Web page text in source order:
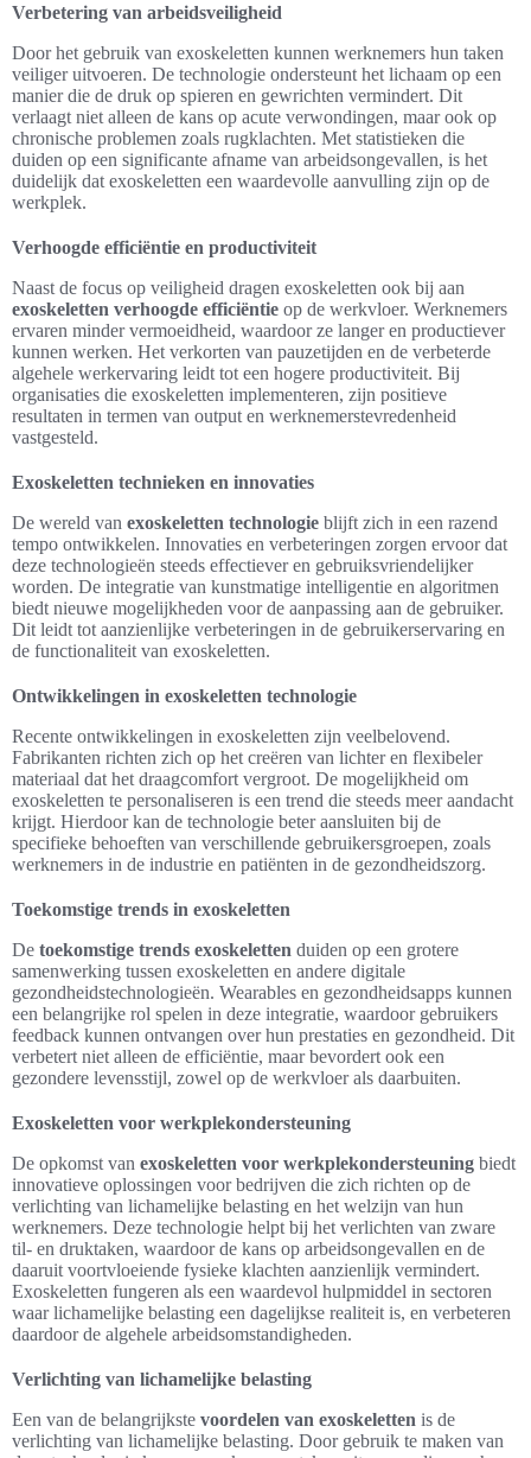
Verbetering van arbeidsveiligheid
Door het gebruik van exoskeletten kunnen werknemers hun taken
veiliger uitvoeren. De technologie ondersteunt het lichaam op een
manier die de druk op spieren en gewrichten vermindert. Dit
verlaagt niet alleen de kans op acute verwondingen, maar ook op
chronische problemen zoals rugklachten. Met statistieken die
duiden op een significante afname van arbeidsongevallen, is het
duidelijk dat exoskeletten een waardevolle aanvulling zijn op de
werkplek.
Verhoogde efficiëntie en productiviteit
Naast de focus op veiligheid dragen exoskeletten ook bij aan
exoskeletten verhoogde efficiëntie op de werkvloer. Werknemers
ervaren minder vermoeidheid, waardoor ze langer en productiever
kunnen werken. Het verkorten van pauzetijden en de verbeterde
algehele werkervaring leidt tot een hogere productiviteit. Bij
organisaties die exoskeletten implementeren, zijn positieve
resultaten in termen van output en werknemerstevredenheid
vastgesteld.
Exoskeletten technieken en innovaties
De wereld van exoskeletten technologie blijft zich in een razend
tempo ontwikkelen. Innovaties en verbeteringen zorgen ervoor dat
deze technologieën steeds effectiever en gebruiksvriendelijker
worden. De integratie van kunstmatige intelligentie en algoritmen
biedt nieuwe mogelijkheden voor de aanpassing aan de gebruiker.
Dit leidt tot aanzienlijke verbeteringen in de gebruikerservaring en
de functionaliteit van exoskeletten.
Ontwikkelingen in exoskeletten technologie
Recente ontwikkelingen in exoskeletten zijn veelbelovend.
Fabrikanten richten zich op het creëren van lichter en flexibeler
materiaal dat het draagcomfort vergroot. De mogelijkheid om
exoskeletten te personaliseren is een trend die steeds meer aandacht
krijgt. Hierdoor kan de technologie beter aansluiten bij de
specifieke behoeften van verschillende gebruikersgroepen, zoals
werknemers in de industrie en patiënten in de gezondheidszorg.
Toekomstige trends in exoskeletten
De toekomstige trends exoskeletten duiden op een grotere
samenwerking tussen exoskeletten en andere digitale
gezondheidstechnologieën. Wearables en gezondheidsapps kunnen
een belangrijke rol spelen in deze integratie, waardoor gebruikers
feedback kunnen ontvangen over hun prestaties en gezondheid. Dit
verbetert niet alleen de efficiëntie, maar bevordert ook een
gezondere levensstijl, zowel op de werkvloer als daarbuiten.
Exoskeletten voor werkplekondersteuning
De opkomst van exoskeletten voor werkplekondersteuning biedt
innovatieve oplossingen voor bedrijven die zich richten op de
verlichting van lichamelijke belasting en het welzijn van hun
werknemers. Deze technologie helpt bij het verlichten van zware
til- en druktaken, waardoor de kans op arbeidsongevallen en de
daaruit voortvloeiende fysieke klachten aanzienlijk vermindert.
Exoskeletten fungeren als een waardevol hulpmiddel in sectoren
waar lichamelijke belasting een dagelijkse realiteit is, en verbeteren
daardoor de algehele arbeidsomstandigheden.
Verlichting van lichamelijke belasting
Een van de belangrijkste voordelen van exoskeletten is de
verlichting van lichamelijke belasting. Door gebruik te maken van